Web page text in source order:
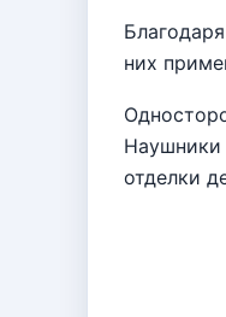
них
Наушники
отделки